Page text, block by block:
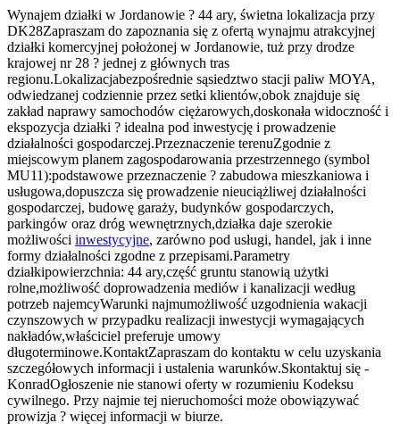
Wynajem działki w Jordanowie ? 44 ary, świetna lokalizacja przy
DK28Zapraszam do zapoznania się z ofertą wynajmu atrakcyjnej
działki komercyjnej położonej w Jordanowie, tuż przy drodze
krajowej nr 28 ? jednej z głównych tras
regionu.Lokalizacjabezpośrednie sąsiedztwo stacji paliw MOYA,
odwiedzanej codziennie przez setki klientów,obok znajduje się
zakład naprawy samochodów ciężarowych,doskonała widoczność i
ekspozycja działki ? idealna pod inwestycję i prowadzenie
działalności gospodarczej.Przeznaczenie terenuZgodnie z
miejscowym planem zagospodarowania przestrzennego (symbol
MU11):podstawowe przeznaczenie ? zabudowa mieszkaniowa i
usługowa,dopuszcza się prowadzenie nieuciążliwej działalności
gospodarczej, budowę garaży, budynków gospodarczych,
parkingów oraz dróg wewnętrznych,działka daje szerokie
możliwości inwestycyjne, zarówno pod usługi, handel, jak i inne
formy działalności zgodne z przepisami.Parametry
działkipowierzchnia: 44 ary,część gruntu stanowią użytki
rolne,możliwość doprowadzenia mediów i kanalizacji według
potrzeb najemcyWarunki najmumożliwość uzgodnienia wakacji
czynszowych w przypadku realizacji inwestycji wymagających
nakładów,właściciel preferuje umowy
długoterminowe.KontaktZapraszam do kontaktu w celu uzyskania
szczegółowych informacji i ustalenia warunków.Skontaktuj się -
KonradOgłoszenie nie stanowi oferty w rozumieniu Kodeksu
cywilnego. Przy najmie tej nieruchomości może obowiązywać
prowizja ? więcej informacji w biurze.